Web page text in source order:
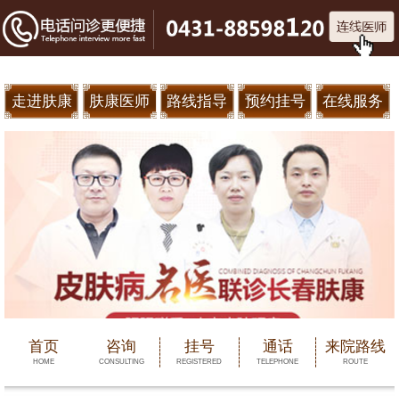
走进肤康 肤康医师 路线指导 预约挂号 在线服务
首页
HOME
咨询
CONSULTING
挂号
REGISTERED
通话
TELEPHONE
来院路线
ROUTE